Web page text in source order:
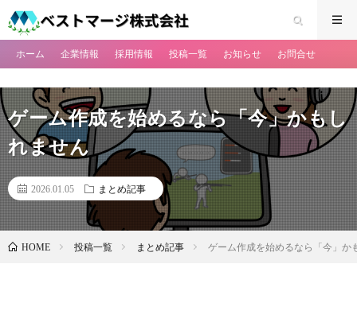
ホーム 企業情報 採用情報 投稿一覧 お知らせ お問合せ
ゲーム作成を始めるなら「今」かもし
れません
2026.01.05 まとめ記事
HOME 投稿一覧 まとめ記事 ゲーム作成を始めるなら「今」か